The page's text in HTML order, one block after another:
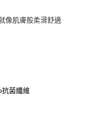
付方式。 讓您購物簡單
像肌膚般柔滑舒適
抗菌纖維